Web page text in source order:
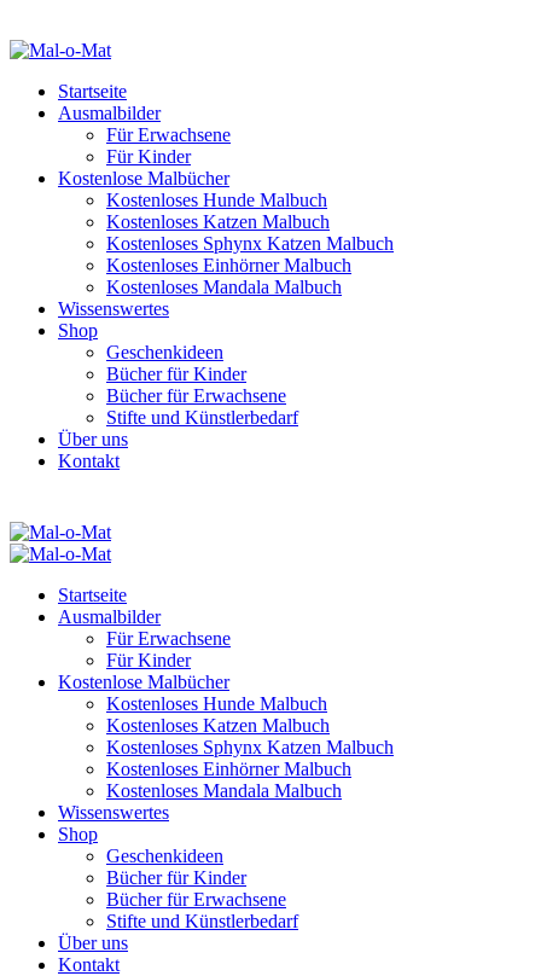
Startseite
Ausmalbilder
Für Erwachsene
Für Kinder
Kostenlose Malbücher
Kostenloses Hunde Malbuch
Kostenloses Katzen Malbuch
Kostenloses Sphynx Katzen Malbuch
Kostenloses Einhörner Malbuch
Kostenloses Mandala Malbuch
Wissenswertes
Shop
Geschenkideen
Bücher für Kinder
Bücher für Erwachsene
Stifte und Künstlerbedarf
Über uns
Kontakt
Startseite
Ausmalbilder
Für Erwachsene
Für Kinder
Kostenlose Malbücher
Kostenloses Hunde Malbuch
Kostenloses Katzen Malbuch
Kostenloses Sphynx Katzen Malbuch
Kostenloses Einhörner Malbuch
Kostenloses Mandala Malbuch
Wissenswertes
Shop
Geschenkideen
Bücher für Kinder
Bücher für Erwachsene
Stifte und Künstlerbedarf
Über uns
Kontakt